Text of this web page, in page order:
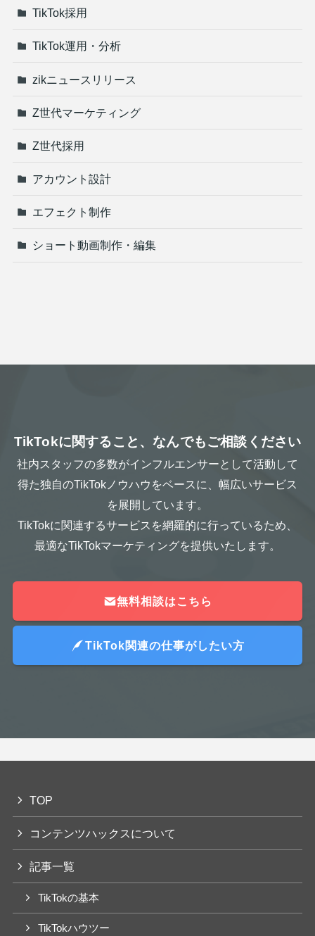
TikTok採用
TikTok運用・分析
zikニュースリリース
Z世代マーケティング
Z世代採用
アカウント設計
エフェクト制作
ショート動画制作・編集
TikTokに関すること、なんでもご相談ください
社内スタッフの多数がインフルエンサーとして活動して
得た独自のTikTokノウハウをベースに、幅広いサービス
を展開しています。
TikTokに関連するサービスを網羅的に行っているため、
最適なTikTokマーケティングを提供いたします。
無料相談はこちら
TikTok関連の仕事がしたい方
TOP
コンテンツハックスについて
記事一覧
TikTokの基本
TikTokハウツー